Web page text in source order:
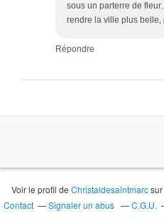
sous un parterre de
rendre la ville plus
Répondre
Voir le profil deChristaldesaintmarc
Contact
Signaler un abus C.G.U.